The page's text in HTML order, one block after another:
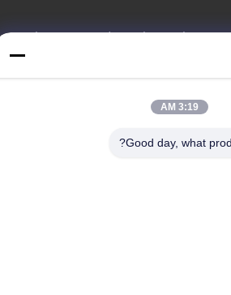
رقم 1107 مبنى النصر 6، شارع يونغتاى، منطقة بينجتشينغ، داتونغ،
شانشي، الصين
3:19 AM
Good day, what